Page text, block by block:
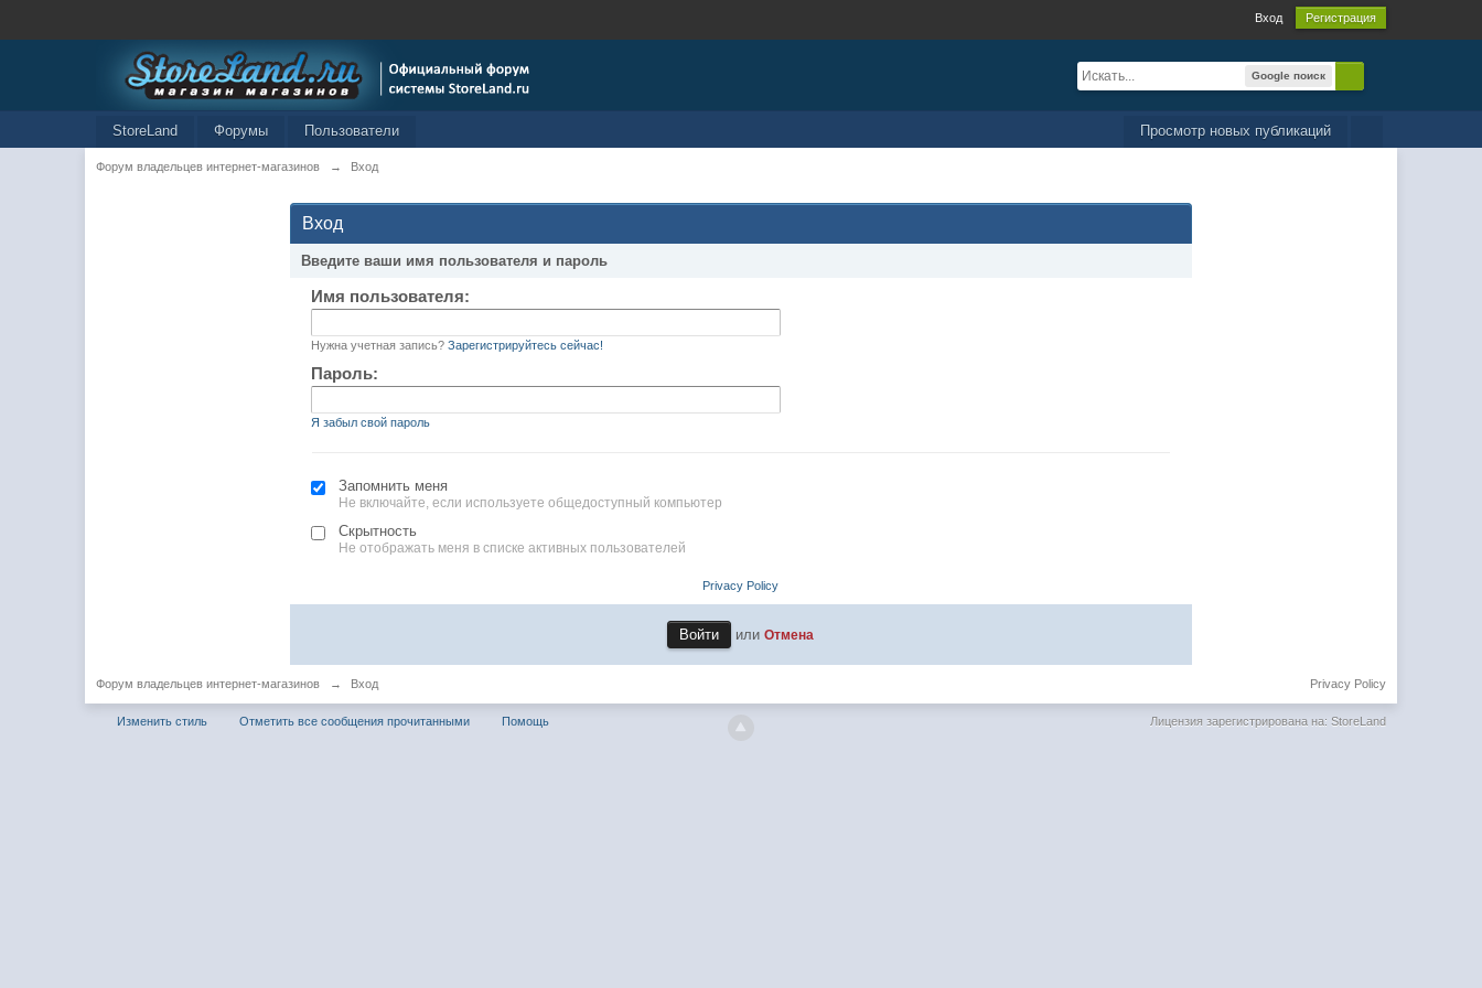
Вход Регистрация
Google поиск
Просмотр новых публикаций
StoreLand Форумы Пользователи
Форум владельцев интернет-магазинов → Вход
Вход
Введите ваши имя пользователя и пароль
Имя пользователя:
Нужна учетная запись? Зарегистрируйтесь сейчас!
Пароль:
Я забыл свой пароль
Запомнить меня
Не включайте, если используете общедоступный компьютер
Скрытность
Не отображать меня в списке активных пользователей
Privacy Policy
илиОтмена
Форум владельцев интернет-магазинов → Вход Privacy Policy
Изменить стиль Отметить все сообщения прочитанными Помощь Лицензия зарегистрирована на: StoreLand